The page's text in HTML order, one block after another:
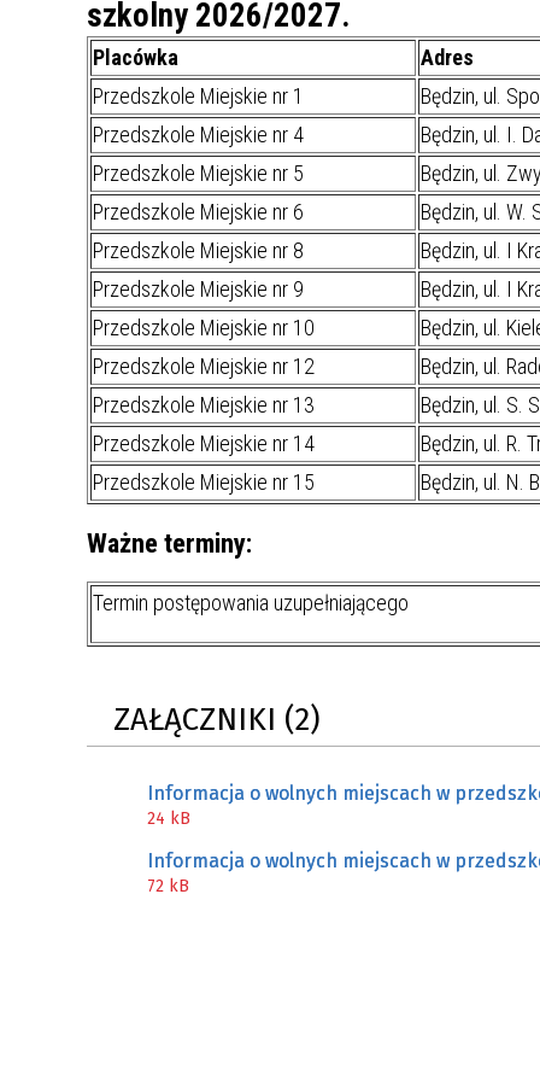
KARTA DUŻEJ RODZINY
AKTYWIZACJA SPOŁECZNO–
ZAWODOWA OSÓB
NIEPEŁNOSPRAWNYCH
PLAN
PODATKI LOKALNE –
PODSTAWOWE INFORMACJE,
STAWKI I FORMULARZE
INFORMACJE ZUS
INFORMACJE KRUS
SZANSA – FORMY AKTYWNEGO
WSPARCIA OBSZARU
ZREWITALIZOWANEGO
BĘDZIŃSKA AKADEMIA MAŁEGO
SPORTOWCA
PROJEKT EKOLIDERKI
WZMOCNIENIE PROCESU
SPRAWIEDLIWEJ TRANSFORMACJI
AWANS ZAWODOWY NAUCZYCIELI
STYPENDIUM MIASTA BĘDZINA
I ST.
DOTACJE DLA NIEPUBLICZNYCH
SZKÓŁ I PRZEDSZKOLI W
BĘDZINIE
POMOC ZDROWOTNA DLA
NAUCZYCIELI
W
szkolny 2026/2027.
Placówka Adres
Przedszkole Miejskie nr 1
Będzin, ul.
Przedszkole Miejskie nr 4
Będzin, ul. I.
Przedszkole Miejskie nr 5
Będzin, ul.
Przedszkole Miejskie nr 6
Będzin, ul. W.
Przedszkole Miejskie nr 8
Będzin, ul. I
Przedszkole Miejskie nr 9
Będzin, ul. I
Przedszkole Miejskie nr 10
Będzin, ul.
Przedszkole Miejskie nr 12
Będzin, ul.
Przedszkole Miejskie nr 13
Będzin, ul. S.
Przedszkole Miejskie nr 14
Będzin, ul. R.
Przedszkole Miejskie nr 15
Będzin, ul. N.
Ważne terminy:
Termin postępowania uzupełniającego
ZAŁĄCZNIKI (2)
Informacja o wolnych miejscach w
24 kB
Informacja o wolnych miejscach w
72 kB